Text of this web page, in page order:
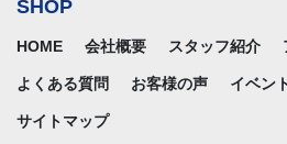
SHOP
HOME 会社概要 スタッフ紹介
よくある質問 お客様の声 イベン
サイトマップ